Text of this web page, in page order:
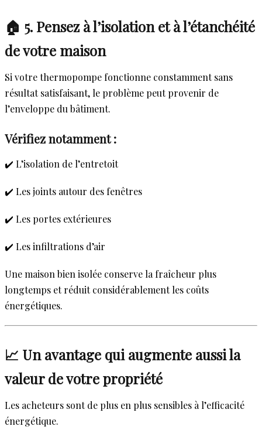
🏠 5. Pensez à l’isolation et à l’étanchéité
de votre maison
Si votre thermopompe fonctionne constamment sans
résultat satisfaisant, le problème peut provenir de
l’enveloppe du bâtiment.
Vérifiez notamment :
✔️ L’isolation de l’entretoit
✔️ Les joints autour des fenêtres
✔️ Les portes extérieures
✔️ Les infiltrations d’air
Une maison bien isolée conserve la fraîcheur plus
longtemps et réduit considérablement les coûts
énergétiques.
📈 Un avantage qui augmente aussi la
valeur de votre propriété
Les acheteurs sont de plus en plus sensibles à l’efficacité
énergétique.